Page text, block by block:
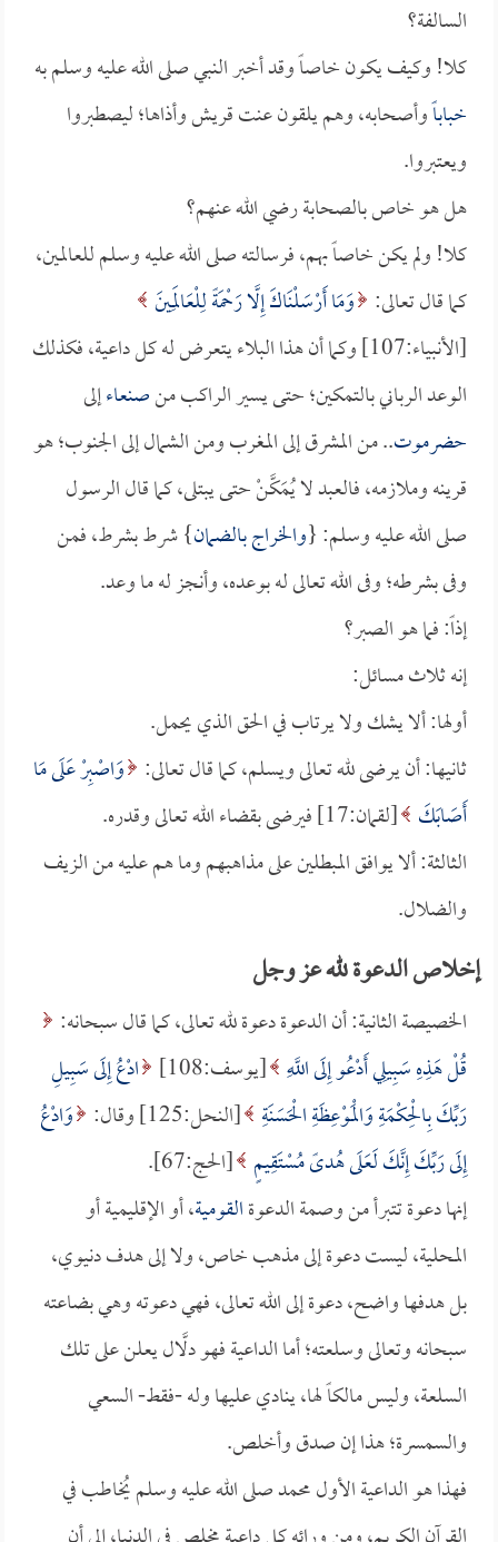
السالفة؟
كلا! وكيف يكون خاصاً وقد أخبر النبي صلى الله عليه وسلم به
خباباًوأصحابه، وهم يلقون عنت قريش وأذاها؛ ليصطبروا
ويعتبروا.
هل هو خاص بالصحابة رضي الله عنهم؟
كلا! ولم يكن خاصاً بهم، فرسالته صلى الله عليه وسلم للعالمين،
كما قال تعالى: وَمَا أَرْسَلْنَاكَ إِلَّا رَحْمَةً لِلْعَالَمِينَ
[الأنبياء:107] وكما أن هذا البلاء يتعرض له كل داعية، فكذلك
الوعد الرباني بالتمكين؛ حتى يسير الراكب منصنعاءإلى
حضرموت.. من المشرق إلى المغرب ومن الشمال إلى الجنوب؛ هو
قرينه وملازمه، فالعبد لا يُمَكَّنْ حتى يبتلى، كما قال الرسول
صلى الله عليه وسلم: {والخراج بالضمان} شرط بشرط، فمن
وفى بشرطه؛ وفى الله تعالى له بوعده، وأنجز له ما وعد.
إذاً: فما هو الصبر؟
إنه ثلاث مسائل:
أولها: ألا يشك ولا يرتاب في الحق الذي يحمل.
ثانيها: أن يرضى لله تعالى ويسلم، كما قال تعالى: وَاصْبِرْ عَلَى مَا
أَصَابَكَ [لقمان:17] فيرضى بقضاء الله تعالى وقدره.
الثالثة: ألا يوافق المبطلين على مذاهبهم وما هم عليه من الزيف
والضلال.
إخلاص الدعوة لله عز وجل
الخصيصة الثانية: أن الدعوة دعوة لله تعالى، كما قال سبحانه:
قُلْ هَذِهِ سَبِيلِي أَدْعُو إِلَى اللَّهِ [يوسف:108]
ادْعُ إِلَى سَبِيلِ
رَبِّكَ بِالْحِكْمَةِ وَالْمَوْعِظَةِ الْحَسَنَةِ [النحل:125] وقال:
وَادْعُ
إِلَى رَبِّكَ إِنَّكَ لَعَلَى هُدىً مُسْتَقِيمٍ [الحج:67].
إنها دعوة تتبرأ من وصمة الدعوةالقومية، أو الإقليمية أو
المحلية، ليست دعوة إلى مذهب خاص، ولا إلى هدف دنيوي،
بل هدفها واضح، دعوة إلى الله تعالى، فهي دعوته وهي بضاعته
سبحانه وتعالى وسلعته؛ أما الداعية فهو دلَّال يعلن على تلك
السلعة، وليس مالكاً لها، ينادي عليها وله -فقط- السعي
والسمسرة؛ هذا إن صدق وأخلص.
فهذا هو الداعية الأول محمد صلى الله عليه وسلم يُخاطب في